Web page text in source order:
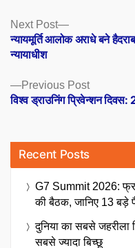
Posts
navigation
Previous PostPrevious
post:
विश्व ड्राउनिंग प्रिवेन्शन
Next Post
Next
post:
न्यायमूर्ति आलोक अराधे बने
न्यायाधीश
Recent Posts
G7 Summit 2026:
की बैठक, जानिए 13
दुनिया का सबसे जहरीला
सबसे ज्यादा बिच्छू